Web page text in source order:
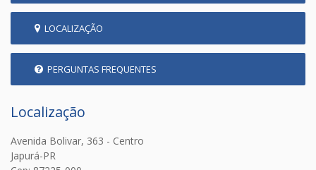
LOCALIZAÇÃO
PERGUNTAS FREQUENTES
Localização
Avenida Bolivar, 363 - Centro
Japurá-PR